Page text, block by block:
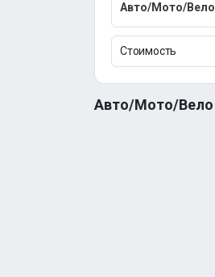
Авто/Мото/Вело
Стоимость
Авто/Мото/Вело